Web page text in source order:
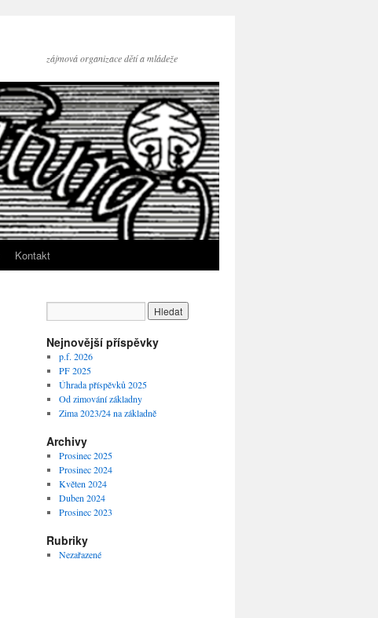
zájmová organizace dětí a mládeže
Kontakt
Nejnovější příspěvky
p.f. 2026
PF 2025
Úhrada příspěvků 2025
Od zimování základny
Zima 2023/24 na základně
Archivy
Prosinec 2025
Prosinec 2024
Květen 2024
Duben 2024
Prosinec 2023
Rubriky
Nezařazené